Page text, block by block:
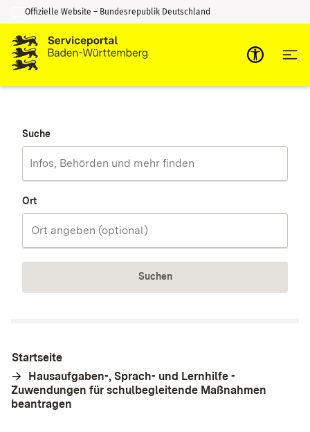
Zum Inhalt springen
Zur Suche springen
Offizielle Website – Bundesrepublik Deutschland
Suche
Ort
Suchen
Startseite
Hausaufgaben-, Sprach- und Lernhilfe -
Zuwendungen für schulbegleitende Maßnahmen
beantragen